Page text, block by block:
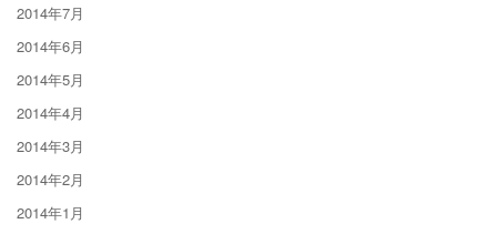
2014年7月
2014年6月
2014年5月
2014年4月
2014年3月
2014年2月
2014年1月